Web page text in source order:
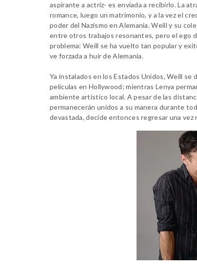
aspirante a actriz- es enviada a recibirlo. La
romance, luego un matrimonio, y a la vez el
poder del Nazismo en Alemania. Weill y su
entre otros trabajos resonantes, pero el ego
problema: Weill se ha vuelto tan popular y
ve forzada a huir de Alemania.
Ya instalados en los Estados Unidos, Weill se
películas en Hollywood; mientras Lenya
ambiente artístico local. A pesar de las
permanecerán unidos a su manera durante
devastada, decide entonces regresar una vez